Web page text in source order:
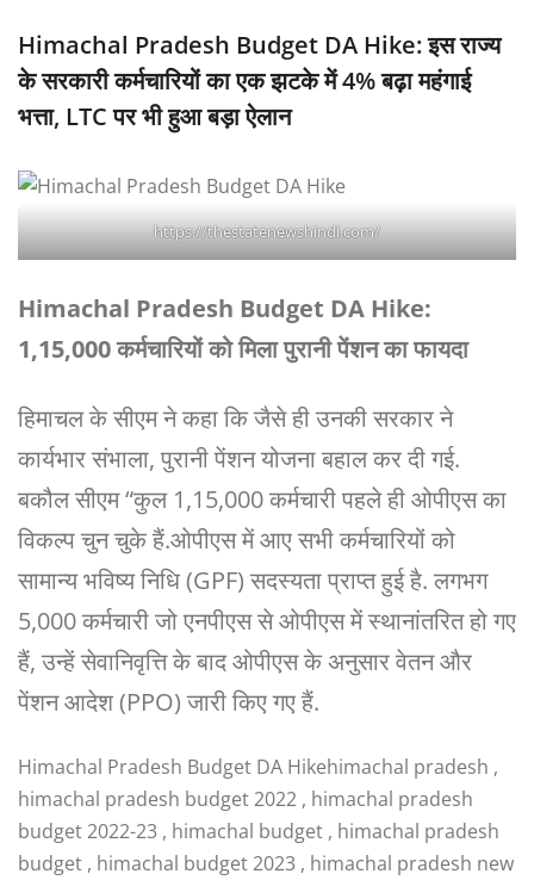
Himachal Pradesh Budget DA Hike: इस राज्य
के सरकारी कर्मचारियों का एक झटके में 4% बढ़ा महंगाई
भत्ता, LTC पर भी हुआ बड़ा ऐलान
https://thestatenewshindi.com/
Himachal Pradesh Budget DA Hike:
1,15,000 कर्मचारियों को मिला पुरानी पेंशन का फायदा
हिमाचल के सीएम ने कहा कि जैसे ही उनकी सरकार ने
कार्यभार संभाला, पुरानी पेंशन योजना बहाल कर दी गई.
बकौल सीएम “कुल 1,15,000 कर्मचारी पहले ही ओपीएस का
विकल्प चुन चुके हैं.ओपीएस में आए सभी कर्मचारियों को
सामान्य भविष्य निधि (GPF) सदस्यता प्राप्त हुई है. लगभग
5,000 कर्मचारी जो एनपीएस से ओपीएस में स्थानांतरित हो गए
हैं, उन्हें सेवानिवृत्ति के बाद ओपीएस के अनुसार वेतन और
पेंशन आदेश (PPO) जारी किए गए हैं.
Himachal Pradesh Budget DA Hikehimachal pradesh ,
himachal pradesh budget 2022 , himachal pradesh
budget 2022-23 , himachal budget , himachal pradesh
budget , himachal budget 2023 , himachal pradesh new